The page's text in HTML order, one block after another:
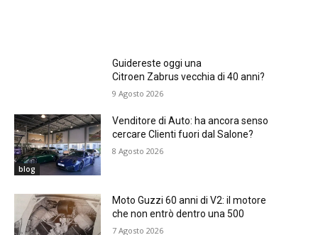
Guidereste oggi una
Citroen Zabrus vecchia di 40 anni?
9 Agosto 2026
blog
Venditore di Auto: ha ancora senso
cercare Clienti fuori dal Salone?
8 Agosto 2026
Moto Guzzi 60 anni di V2: il motore
che non entrò dentro una 500
7 Agosto 2026